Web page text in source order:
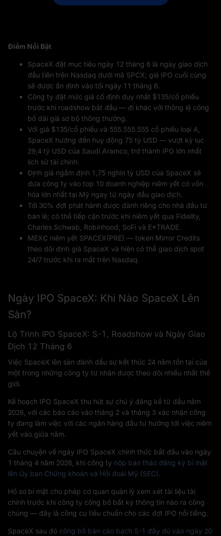
Điểm Nổi Bật
SpaceX đặt mục tiêu ngày 12 tháng 6 là ngày giao dịch
đầu tiên trên Nasdaq dưới mã SPCX; giá IPO cuối cùng
sẽ được ấn định vào tối ngày 11 tháng 6.
Công ty đặt mức giá cố định duy nhất $135/cổ phiếu
trước khi roadshow bắt đầu — đi khác với thông lệ công
bố dải giá sơ bộ thông thường.
Với giá $135/cổ phiếu và 555.555.555 cổ phiếu loại A,
SpaceX hướng đến huy động 75 tỷ USD — vượt kỷ lục
29,4 tỷ USD của Saudi Aramco, trở thành IPO lớn nhất
lịch sử tài chính.
Định giá ngầm định 1,75 nghìn tỷ USD của SpaceX sẽ
đưa công ty vào top 10 doanh nghiệp niêm yết có vốn
hóa lớn nhất tại Mỹ ngay từ ngày đầu giao dịch.
Tới 30% đợt phát hành được dành riêng cho nhà đầu tư
bán lẻ; có thể tiếp cận trước khi niêm yết qua Fidelity,
Charles Schwab, Robinhood, SoFi và E*TRADE.
MEXC niêm yết SPACEX(PRE) — token Mirror Credits
theo dõi định giá SpaceX và hiện có thể giao dịch spot
24/7 trước khi ra mắt trên Nasdaq.
Ngày IPO SpaceX: Khi Nào SpaceX Lên
Sàn?
Lộ Trình IPO SpaceX: S-1, Roadshow và Ngày Giao
Dịch 12 Tháng 6
Việc SpaceX lên sàn đánh dấu sự kết thúc 24 năm tồn tại của
một trong những công ty tư nhân được theo dõi nhiều nhất thế
giới.
Kế hoạch IPO SpaceX thu hút sự chú ý đáng kể từ đầu năm
2026, với các báo cáo vào tháng 2 và tháng 3 xác nhận công
ty đang làm việc với các ngân hàng đầu tư hướng tới việc niêm
yết vào giữa năm.
Câu chuyện về ngày IPO SpaceX chính thức bắt đầu vào ngày
1 tháng 4 năm 2026, khi công ty nộp bản thảo đăng ký bí mật
lên Ủy ban Chứng khoán và Hối đoái Mỹ (SEC).
Hồ sơ bí mật cho phép cơ quan quản lý xem xét tài liệu tài
chính trước khi công ty công bố bất kỳ thông tin nào ra công
chúng — đây là công cụ tiêu chuẩn cho các đợt IPO nổi tiếng.
SpaceX sau đó công bố bản cáo bạch S-1 đầy đủ vào ngày 20